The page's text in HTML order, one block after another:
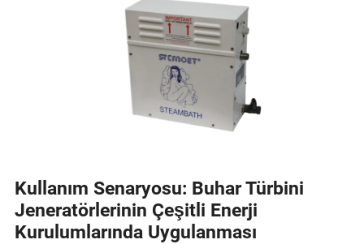
Kullanım Senaryosu: Buhar Türbini
Jeneratörlerinin Çeşitli Enerji
Kurulumlarında Uygulanması